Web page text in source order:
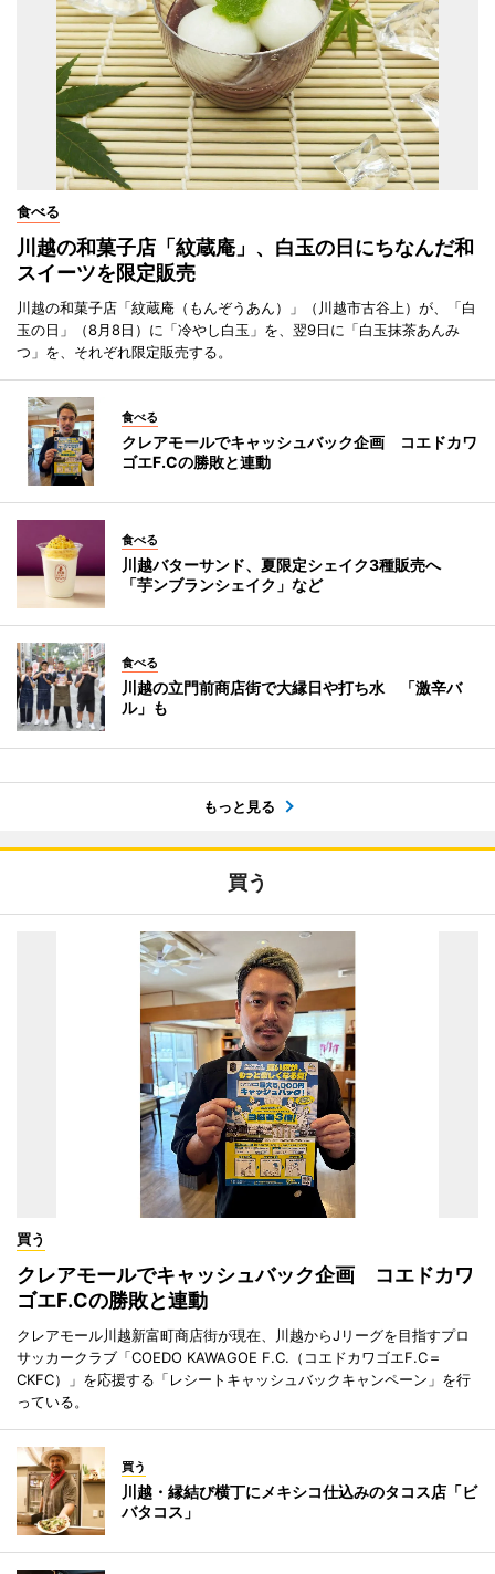
食べる
川越の和菓子店「紋蔵庵」、白玉の日にちなんだ和
スイーツを限定販売
川越の和菓子店「紋蔵庵（もんぞうあん）」（川越市古谷上）が、「白
玉の日」（8月8日）に「冷やし白玉」を、翌9日に「白玉抹茶あんみ
つ」を、それぞれ限定販売する。
食べる
クレアモールでキャッシュバック企画 コエドカワ
ゴエF.Cの勝敗と連動
食べる
川越バターサンド、夏限定シェイク3種販売へ
「芋ンブランシェイク」など
食べる
川越の立門前商店街で大縁日や打ち水 「激辛バ
ル」も
もっと見る
買う
買う
クレアモールでキャッシュバック企画 コエドカワ
ゴエF.Cの勝敗と連動
クレアモール川越新富町商店街が現在、川越からJリーグを目指すプロ
サッカークラブ「COEDO KAWAGOE F.C.（コエドカワゴエF.C＝
CKFC）」を応援する「レシートキャッシュバックキャンペーン」を行
っている。
買う
川越・縁結び横丁にメキシコ仕込みのタコス店「ビ
バタコス」